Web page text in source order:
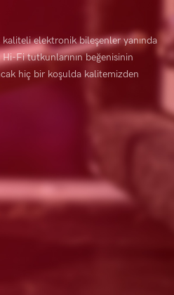
elektronik bileşenler yanında
Fi tutkunlarının beğenisinin
hiç bir koşulda kalitemizden